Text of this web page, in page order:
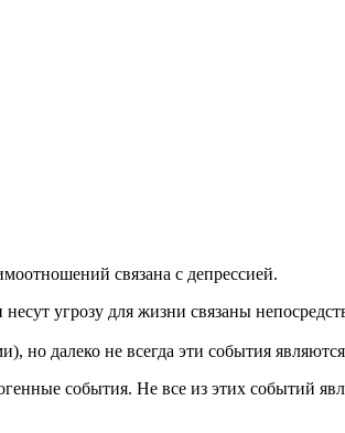
связана с депрессией.
угрозу для жизни связаны
но далеко не всегда эти события
события. Не все из этих событий